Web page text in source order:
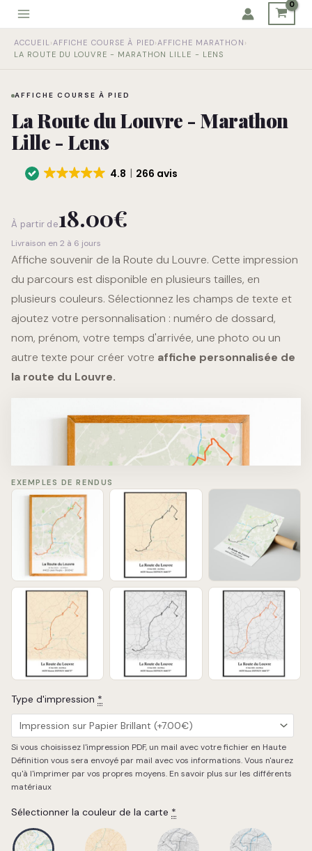
Aller
contenu
ACCUEIL › AFFICHE COURSE À PIED› AFFICHE MARATHON ›
LA ROUTE DU LOUVRE - MARATHON LILLE - LENS
AFFICHE COURSE À PIED
La Route du Louvre - Marathon
Lille - Lens
4.8 266 avis
À partir de18.00€
Livraison en 2 à 6 jours
Affiche souvenir de la Route du Louvre. Cette impression
du parcours est disponible en plusieurs tailles, en
plusieurs couleurs. Sélectionnez les champs de texte et
ajoutez votre personnalisation : numéro de dossard,
nom, prénom, votre temps d'arrivée, une photo ou un
autre texte pour créer votre affiche personnalisée de
la route du Louvre.
Chargement de la carte…
La Route du Louvre
10 Mai 2026 - 42,195km
#4123 Jean Peuplu - 3h38'42''​
EXEMPLES DE RENDUS
Type d'impression *
Si vous choisissez l'impression PDF, un mail avec votre fichier en Haute
Définition vous sera envoyé par mail avec vos informations. Vous n'aurez
qu'à l'imprimer par vos propres moyens. En savoir plus sur les différents
matériaux
Sélectionner la couleur de la carte *
de
du
Louvre
-
Marathon